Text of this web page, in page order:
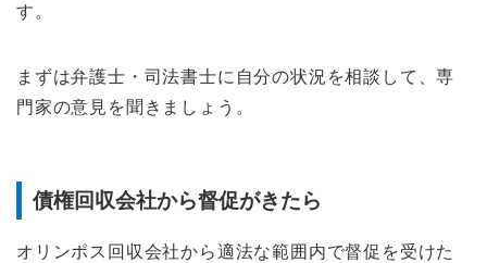
す。
まずは弁護士・司法書士に自分の状況を相談して、専
門家の意見を聞きましょう。
債権回収会社から督促がきたら
オリンポス回収会社から適法な範囲内で督促を受けた